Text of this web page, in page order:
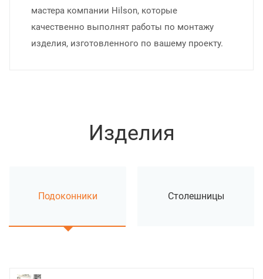
мастера компании Hilson, которые
качественно выполнят работы по монтажу
изделия, изготовленного по вашему проекту.
Изделия
Подоконники Столешницы